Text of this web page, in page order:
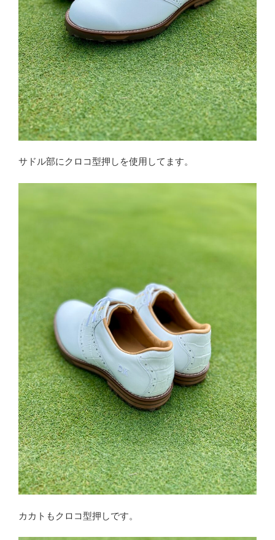
サドル部にクロコ型押しを使用してます。
カカトもクロコ型押しです。